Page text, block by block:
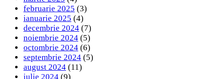
februarie 2025 (3)
ianuarie 2025 (4)
decembrie 2024 (7)
noiembrie 2024 (5)
octombrie 2024 (6)
septembrie 2024 (5)
august 2024 (11)
iulie 2024 (9)